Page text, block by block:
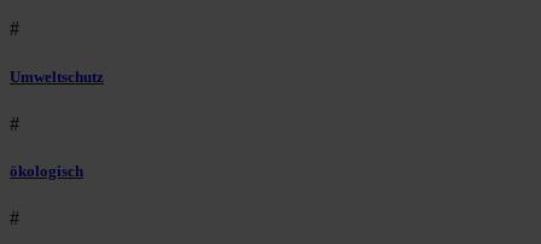
#
Umweltschutz
#
ökologisch
#